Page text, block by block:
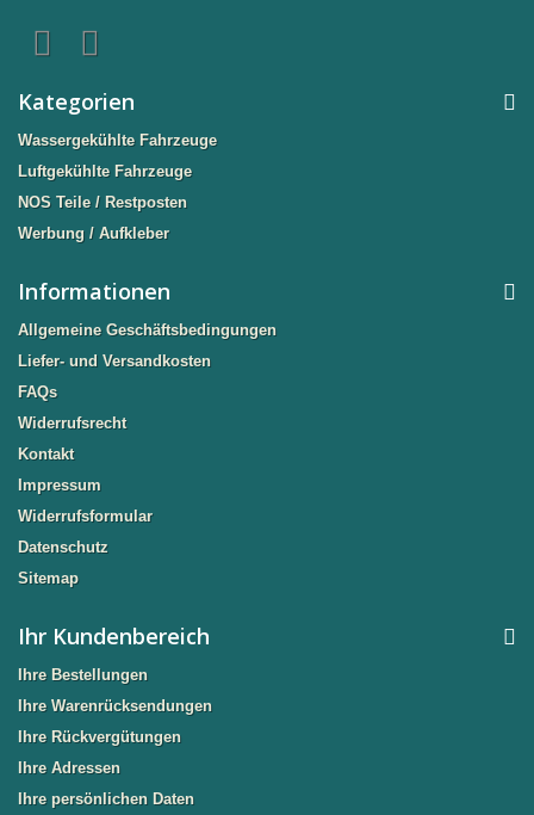
Kategorien
Wassergekühlte Fahrzeuge
Luftgekühlte Fahrzeuge
NOS Teile / Restposten
Werbung / Aufkleber
Informationen
Allgemeine Geschäftsbedingungen
Liefer- und Versandkosten
FAQs
Widerrufsrecht
Kontakt
Impressum
Widerrufsformular
Datenschutz
Sitemap
Ihr Kundenbereich
Ihre Bestellungen
Ihre Warenrücksendungen
Ihre Rückvergütungen
Ihre Adressen
Ihre persönlichen Daten